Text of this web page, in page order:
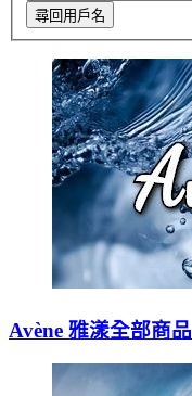
Avène 雅漾全部商品